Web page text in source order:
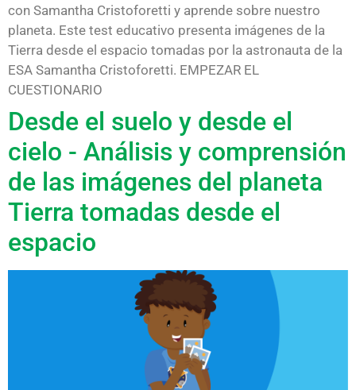
con Samantha Cristoforetti y aprende sobre nuestro
planeta. Este test educativo presenta imágenes de la
Tierra desde el espacio tomadas por la astronauta de la
ESA Samantha Cristoforetti. EMPEZAR EL
CUESTIONARIO
Desde el suelo y desde el
cielo - Análisis y comprensión
de las imágenes del planeta
Tierra tomadas desde el
espacio